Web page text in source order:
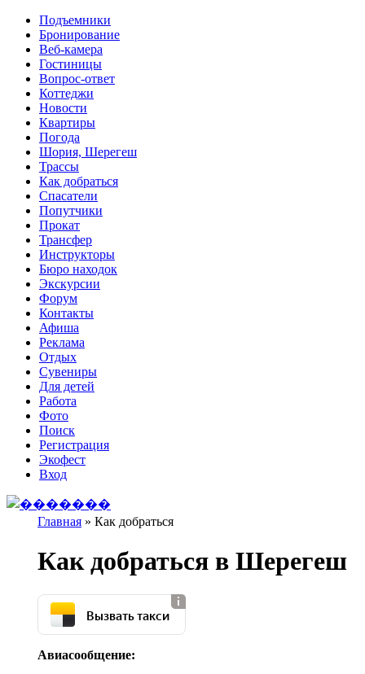
Перейти к основному содержанию
Подъемники
Бронирование
Веб-камера
Гостиницы
Вопрос-ответ
Коттеджи
Новости
Квартиры
Погода
Шория, Шерегеш
Трассы
Как добраться
Спасатели
Попутчики
Прокат
Трансфер
Инструкторы
Бюро находок
Экскурсии
Форум
Контакты
Афиша
Реклама
Отдых
Сувениры
Для детей
Работа
Фото
Поиск
Регистрация
Экофест
Вход
Главная » Как добраться
Как добраться в Шерегеш
Вызвать такси
Авиасообщение: